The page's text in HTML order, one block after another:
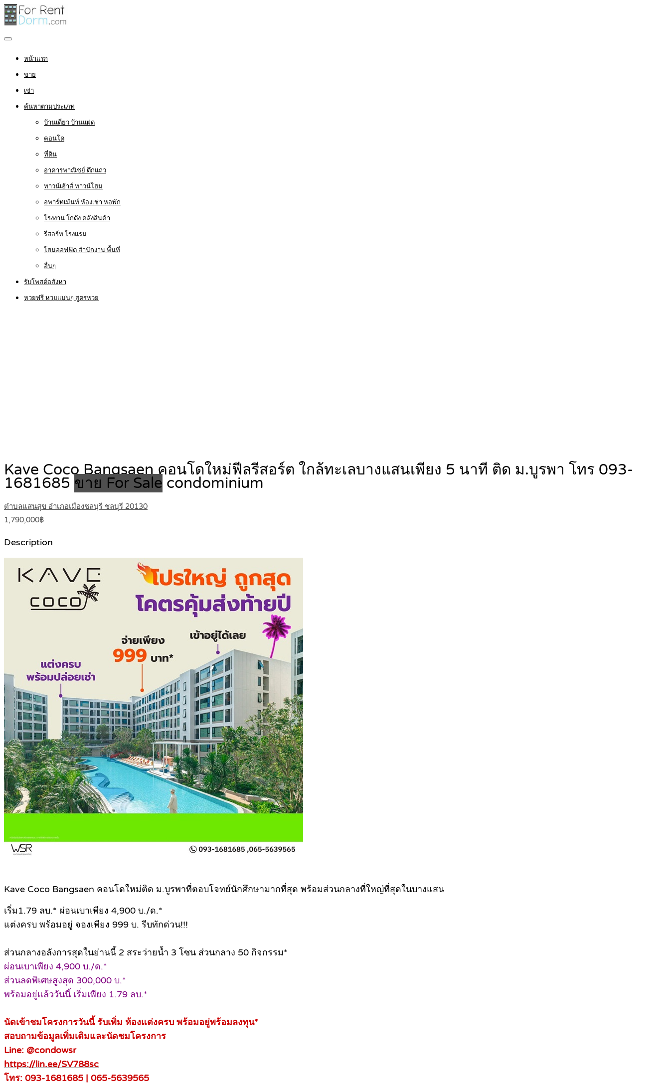
หน้าแรก
ขาย
เช่า
ค้นหาตามประเภท
บ้านเดี่ยว บ้านแฝด
คอนโด
ที่ดิน
อาคารพาณิชย์ ตึกแถว
ทาวน์เฮ้าส์ ทาวน์โฮม
อพาร์ทเม้นท์ ห้องเช่า หอพัก
โรงงาน โกดัง คลังสินค้า
รีสอร์ท โรงแรม
โฮมออฟฟิต สำนักงาน พื้นที่
อื่นๆ
รับโพสต์อสังหา
หวยฟรี หวยแม่นๆ สูตรหวย
Kave Coco Bangsaen คอนโดใหม่ฟีลรีสอร์ต ใกล้ทะเลบางแสนเพียง 5 นาที ติด ม.บูรพา โทร 093-
1681685 ขาย For Sale condominium
ตำบลแสนสุข อำเภอเมืองชลบุรี ชลบุรี 20130
1,790,000฿
Description
Kave Coco Bangsaen คอนโดใหม่ติด ม.บูรพาที่ตอบโจทย์นักศึกษามากที่สุด พร้อมส่วนกลางที่ใหญ่ที่สุดในบางแสน
เริ่ม1.79 ลบ.* ผ่อนเบาเพียง 4,900 บ./ด.*
แต่งครบ พร้อมอยู่ จองเพียง 999 บ. รีบทักด่วน!!!
ส่วนกลางอลังการสุดในย่านนี้ 2 สระว่ายน้ำ 3 โซน ส่วนกลาง 50 กิจกรรม*
ผ่อนเบาเพียง 4,900 บ./ด.*
ส่วนลดพิเศษสูงสุด 300,000 บ.*
พร้อมอยู่แล้ววันนี้ เริ่มเพียง 1.79 ลบ.*
นัดเข้าชมโครงการวันนี้ รับเพิ่ม ห้องแต่งครบ พร้อมอยู่พร้อมลงทุน*
สอบถามข้อมูลเพิ่มเติมและนัดชมโครงการ
Line: @condowsr
https://lin.ee/SV788sc
โทร: 093-1681685 | 065-5639565